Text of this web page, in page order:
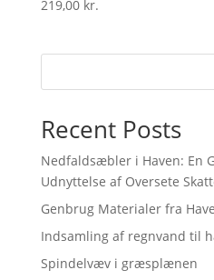
219,00 kr.
Recent Posts
Nedfaldsæbler i Haven: En
Udnyttelse af Oversete
Genbrug Materialer fra
Indsamling af regnvand til
Spindelvæv i græsplænen